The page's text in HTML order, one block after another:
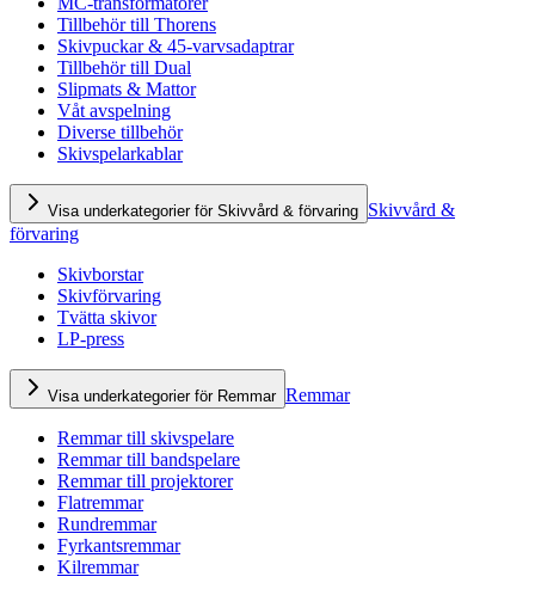
Tillbehör till Thorens
Skivpuckar & 45-varvsadaptrar
Tillbehör till Dual
Slipmats & Mattor
Våt avspelning
Diverse tillbehör
Skivspelarkablar
Visa underkategorier för Skivvård & förvaring Skivvård &
förvaring
Skivborstar
Skivförvaring
Tvätta skivor
LP-press
Visa underkategorier för Remmar Remmar
Remmar till skivspelare
Remmar till bandspelare
Remmar till projektorer
Flatremmar
Rundremmar
Fyrkantsremmar
Kilremmar